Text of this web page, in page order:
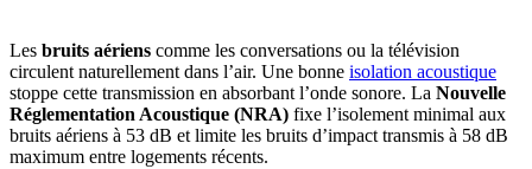
Les bruits aériens comme les conversations ou la télévision
circulent naturellement dans l’air. Une bonne isolation acoustique
stoppe cette transmission en absorbant l’onde sonore. La Nouvelle
Réglementation Acoustique (NRA) fixe l’isolement minimal aux
bruits aériens à 53 dB et limite les bruits d’impact transmis à 58 dB
maximum entre logements récents.